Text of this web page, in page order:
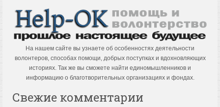
На нашем сайте вы узнаете об особенностях деятельности
волонтеров, способах помощи, добрых поступках и вдохновляющих
историях. Так же вы сможете найти единомышленников и
информацию о благотворительных организациях и фондах.
Свежие комментарии